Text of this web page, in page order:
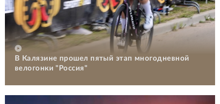
В Калязине прошел пятый этап многодневной
велогонки "Россия"